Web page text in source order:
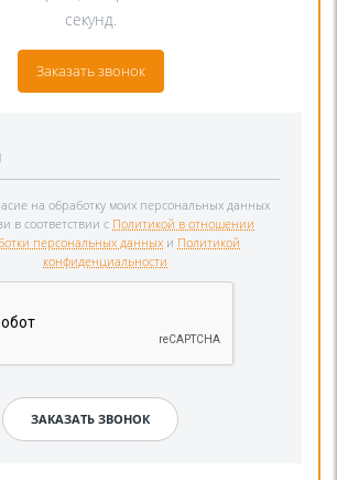
секунд.
Заказать звонок
на обработку моих персональных данных
в соответствии с Политикой в отношении
персональных данных и Политикой
конфиденциальности